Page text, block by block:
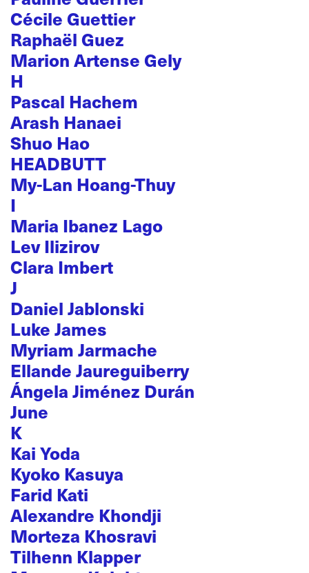
Cécile Guettier
Raphaël Guez
Marion Artense Gely
H
Pascal Hachem
Arash Hanaei
Shuo Hao
HEADBUTT
My-Lan Hoang-Thuy
I
Maria Ibanez Lago
Lev Ilizirov
Clara Imbert
J
Daniel Jablonski
Luke James
Myriam Jarmache
Ellande Jaureguiberry
Ángela Jiménez Durán
June
K
Kai Yoda
Kyoko Kasuya
Farid Kati
Alexandre Khondji
Morteza Khosravi
Tilhenn Klapper